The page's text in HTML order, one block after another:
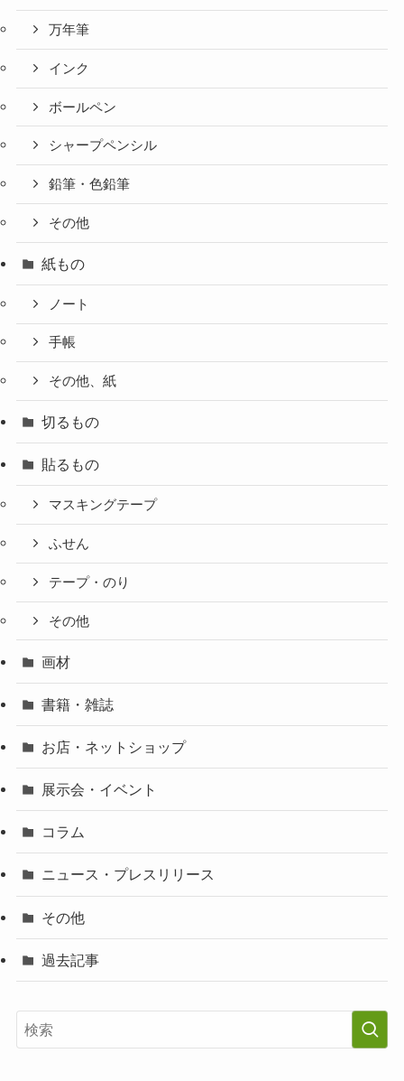
万年筆
インク
ボールペン
シャープペンシル
鉛筆・色鉛筆
その他
紙もの
ノート
手帳
その他、紙
切るもの
貼るもの
マスキングテープ
ふせん
テープ・のり
その他
画材
書籍・雑誌
お店・ネットショップ
展示会・イベント
コラム
ニュース・プレスリリース
その他
過去記事